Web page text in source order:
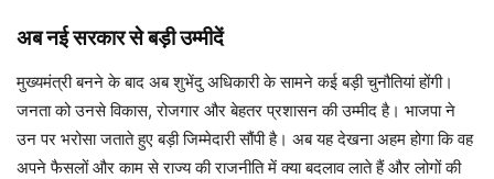
अब नई सरकार से बड़ी उम्मीदें
मुख्यमंत्री बनने के बाद अब शुभेंदु अधिकारी के सामने कई बड़ी चुनौतियां होंगी।
जनता को उनसे विकास, रोजगार और बेहतर प्रशासन की उम्मीद है। भाजपा ने
उन पर भरोसा जताते हुए बड़ी जिम्मेदारी सौंपी है। अब यह देखना अहम होगा कि वह
अपने फैसलों और काम से राज्य की राजनीति में क्या बदलाव लाते हैं और लोगों की